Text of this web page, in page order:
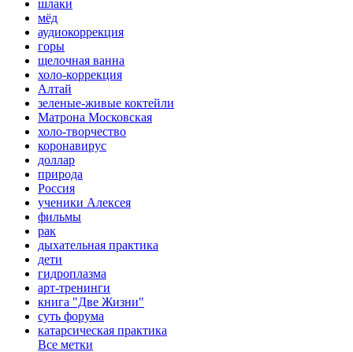
шлаки
мёд
аудиокоррекция
горы
щелочная ванна
холо-коррекция
Алтай
зеленые-живые коктейли
Матрона Московская
холо-творчество
коронавирус
доллар
природа
Россия
ученики Алексея
фильмы
рак
дыхательная практика
дети
гидроплазма
арт-тренинги
книга "Две Жизни"
суть форума
катарсическая практика
Все метки